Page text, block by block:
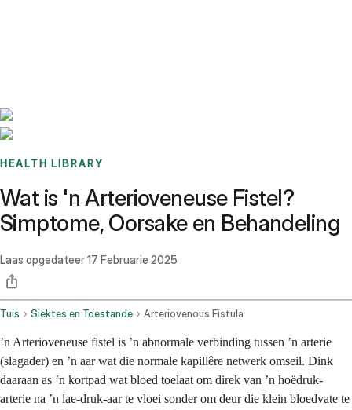
HEALTH LIBRARY
Wat is 'n Arterioveneuse Fistel?
Simptome, Oorsake en Behandeling
Laas opgedateer17 Februarie 2025
Tuis Siektes en Toestande Arteriovenous Fistula
’n Arterioveneuse fistel is ’n abnormale verbinding tussen ’n arterie
(slagader) en ’n aar wat die normale kapillêre netwerk omseil. Dink
daaraan as ’n kortpad wat bloed toelaat om direk van ’n hoëdruk-
arterie na ’n lae-druk-aar te vloei sonder om deur die klein bloedvate te